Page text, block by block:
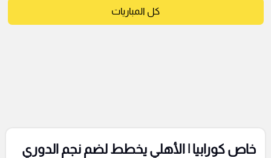
كل المباريات
خاص كورابيا | الأهلي يخطط لضم نجم الدوري